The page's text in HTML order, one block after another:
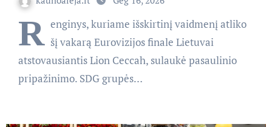
R enginys, kuriame išskirtinį vaidmenį atliko
šį vakarą Eurovizijos finale Lietuvai
atstovausiantis Lion Ceccah, sulaukė pasaulinio
pripažinimo. SDG grupės…